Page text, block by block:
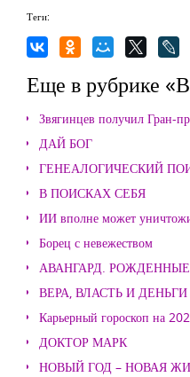
Теги:
Еще в рубрике
Звягинцев получил Гран-
ДАЙ БОГ
ГЕНЕАЛОГИЧЕСКИЙ
В ПОИСКАХ СЕБЯ
ИИ вполне может
Борец с невежеством
АВАНГАРД.
ВЕРА, ВЛАСТЬ И ДЕНЬГИ
Карьерный гороскоп на
ДОКТОР МАРК
НОВЫЙ ГОД – НОВАЯ